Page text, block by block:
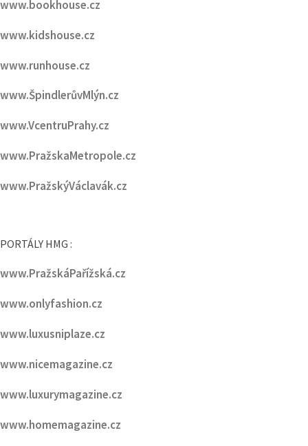
www.bookhouse.cz
www.kidshouse.cz
www.runhouse.cz
www.ŠpindlerůvMlýn.cz
www.VcentruPrahy.cz
www.PražskaMetropole.cz
www.PražskýVáclavák.cz
PORTÁLY HMG :
www.PražskáPařížská.cz
www.onlyfashion.cz
www.luxusniplaze.cz
www.nicemagazine.cz
www.luxurymagazine.cz
www.homemagazine.cz